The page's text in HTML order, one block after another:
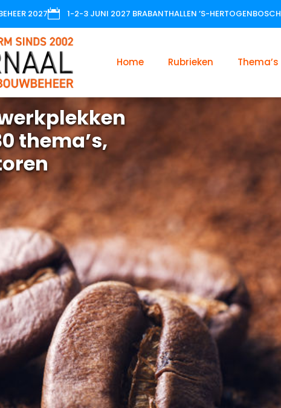
2027 1-2-3 JUNI 2027 BRABANTHALLEN ’S-HERTOGENBOSCH
Home Rubrieken Thema’s
thema’s,